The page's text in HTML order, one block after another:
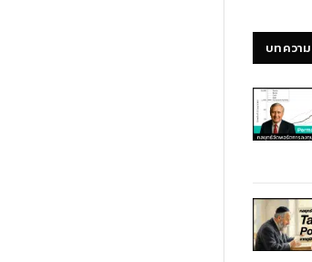
บทควา